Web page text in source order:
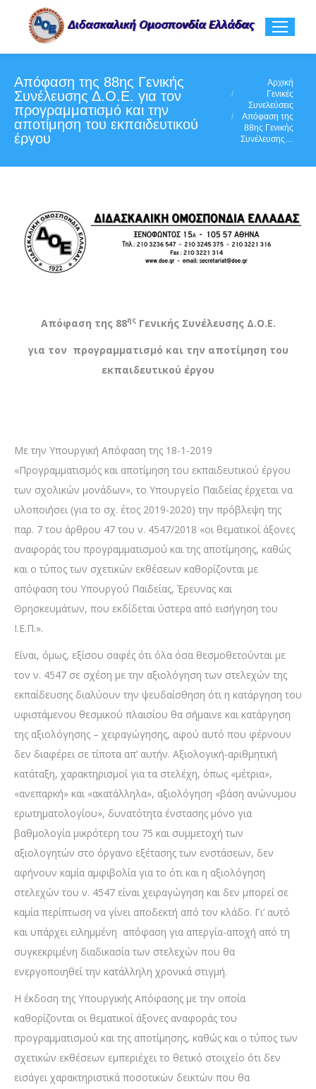
Απόφαση της 88ης Γενικής
Συνέλευσης Δ.Ο.Ε. για τον
προγραμματισμό και την
αποτίμηση του εκπαιδευτικού
έργου
You are here:Αρχική
Γενικές
Συνελεύσεις
Απόφαση της
88ης Γενικής
Συνέλευσης…
Απόφαση της 88ηςΓενικής Συνέλευσης Δ.Ο.Ε.
για τον προγραμματισμό και την αποτίμηση του
εκπαιδευτικού έργου
Με την Υπουργική Απόφαση της 18-1-2019
«Προγραμματισμός και αποτίμηση του εκπαιδευτικού έργου
των σχολικών μονάδων», το Υπουργείο Παιδείας έρχεται να
υλοποιήσει (για το σχ. έτος 2019-2020) την πρόβλεψη της
παρ. 7 του άρθρου 47 του ν. 4547/2018 «οι θεματικοί άξονες
αναφοράς του προγραμματισμού και της αποτίμησης, καθώς
και ο τύπος των σχετικών εκθέσεων καθορίζονται με
απόφαση του Υπουργού Παιδείας, Έρευνας και
Θρησκευμάτων, που εκδίδεται ύστερα από εισήγηση του
Ι.Ε.Π.».
Είναι, όμως, εξίσου σαφές ότι όλα όσα θεσμοθετούνται με
τον ν. 4547 σε σχέση με την αξιολόγηση των στελεχών της
εκπαίδευσης διαλύουν την ψευδαίσθηση ότι η κατάργηση του
υφιστάμενου θεσμικού πλαισίου θα σήμαινε και κατάργηση
της αξιολόγησης – χειραγώγησης, αφού αυτό που φέρνουν
δεν διαφέρει σε τίποτα απ’ αυτήν. Αξιολογική-αριθμητική
κατάταξη, χαρακτηρισμοί για τα στελέχη, όπως «μέτρια»,
«ανεπαρκή» και «ακατάλληλα», αξιολόγηση «βάση ανώνυμου
ερωτηματολογίου», δυνατότητα ένστασης μόνο για
βαθμολογία μικρότερη του 75 και συμμετοχή των
αξιολογητών στο όργανο εξέτασης των ενστάσεων, δεν
αφήνουν καμία αμφιβολία για το ότι και η αξιολόγηση
στελεχών του ν. 4547 είναι χειραγώγηση και δεν μπορεί σε
καμία περίπτωση να γίνει αποδεκτή από τον κλάδο. Γι’ αυτό
και υπάρχει ειλημμένη απόφαση για απεργία-αποχή από τη
συγκεκριμένη διαδικασία των στελεχών που θα
ενεργοποιηθεί την κατάλληλη χρονικά στιγμή.
Η έκδοση της Υπουργικής Απόφασης με την οποία
καθορίζονται οι θεματικοί άξονες αναφοράς του
προγραμματισμού και της αποτίμησης, καθώς και ο τύπος των
σχετικών εκθέσεων εμπεριέχει το θετικό στοιχείο ότι δεν
εισάγει χαρακτηριστικά ποσοτικών δεικτών που θα